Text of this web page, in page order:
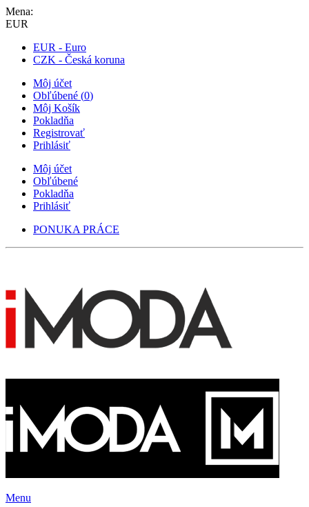
Mena:
EUR
EUR - Euro
CZK - Česká koruna
Môj účet
Obľúbené (0)
Môj Košík
Pokladňa
Registrovať
Prihlásiť
Môj účet
Obľúbené
Pokladňa
Prihlásiť
PONUKA PRÁCE
Menu